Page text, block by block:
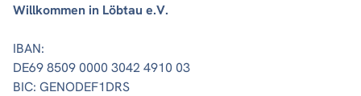
Willkommen in Löbtau e.V.
IBAN:
DE69 8509 0000 3042 4910 03
BIC: GENODEF1DRS